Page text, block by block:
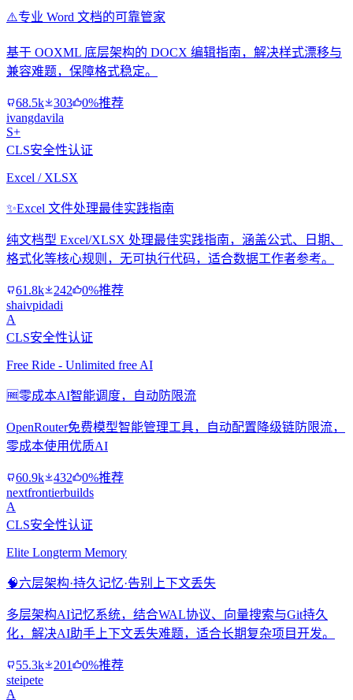
⚠️专业 Word 文档的可靠管家
基于 OOXML 底层架构的 DOCX 编辑指南，解决样式漂移与
兼容难题，保障格式稳定。
68.5k 303
0%推荐
ivangdavila
S+
CLS安全性认证
Excel / XLSX
✨Excel 文件处理最佳实践指南
纯文档型 Excel/XLSX 处理最佳实践指南，涵盖公式、日期、
格式化等核心规则，无可执行代码，适合数据工作者参考。
61.8k 242
0%推荐
shaivpidadi
A
CLS安全性认证
Free Ride - Unlimited free AI
🆓零成本AI智能调度，自动防限流
OpenRouter免费模型智能管理工具，自动配置降级链防限流，
零成本使用优质AI
60.9k 432
0%推荐
nextfrontierbuilds
A
CLS安全性认证
Elite Longterm Memory
🧠六层架构·持久记忆·告别上下文丢失
多层架构AI记忆系统，结合WAL协议、向量搜索与Git持久
化，解决AI助手上下文丢失难题，适合长期复杂项目开发。
55.3k 201
0%推荐
steipete
A